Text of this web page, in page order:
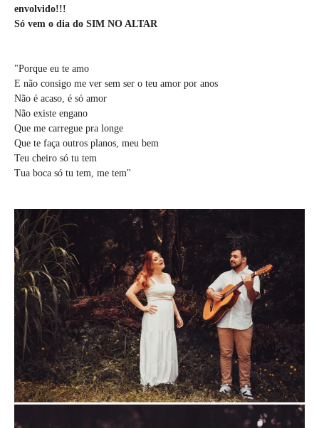
envolvido!!!
Só vem o dia do SIM NO ALTAR
"Porque eu te amo
E não consigo me ver sem ser o teu amor por anos
Não é acaso, é só amor
Não existe engano
Que me carregue pra longe
Que te faça outros planos, meu bem
Teu cheiro só tu tem
Tua boca só tu tem, me tem"